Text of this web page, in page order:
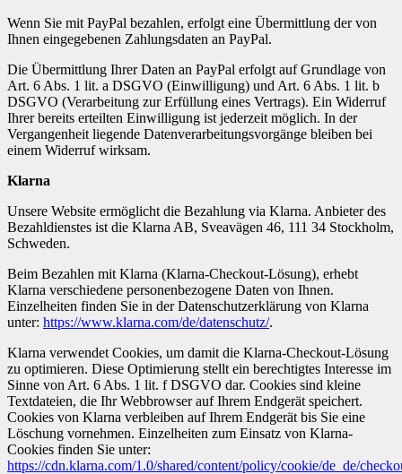
Wenn Sie mit PayPal bezahlen, erfolgt eine Übermittlung der von
Ihnen eingegebenen Zahlungsdaten an PayPal.
Die Übermittlung Ihrer Daten an PayPal erfolgt auf Grundlage von
Art. 6 Abs. 1 lit. a DSGVO (Einwilligung) und Art. 6 Abs. 1 lit. b
DSGVO (Verarbeitung zur Erfüllung eines Vertrags). Ein Widerruf
Ihrer bereits erteilten Einwilligung ist jederzeit möglich. In der
Vergangenheit liegende Datenverarbeitungsvorgänge bleiben bei
einem Widerruf wirksam.
Klarna
Unsere Website ermöglicht die Bezahlung via Klarna. Anbieter des
Bezahldienstes ist die Klarna AB, Sveavägen 46, 111 34 Stockholm,
Schweden.
Beim Bezahlen mit Klarna (Klarna-Checkout-Lösung), erhebt
Klarna verschiedene personenbezogene Daten von Ihnen.
Einzelheiten finden Sie in der Datenschutzerklärung von Klarna
unter: https://www.klarna.com/de/datenschutz/.
Klarna verwendet Cookies, um damit die Klarna-Checkout-Lösung
zu optimieren. Diese Optimierung stellt ein berechtigtes Interesse im
Sinne von Art. 6 Abs. 1 lit. f DSGVO dar. Cookies sind kleine
Textdateien, die Ihr Webbrowser auf Ihrem Endgerät speichert.
Cookies von Klarna verbleiben auf Ihrem Endgerät bis Sie eine
Löschung vornehmen. Einzelheiten zum Einsatz von Klarna-
Cookies finden Sie unter:
https://cdn.klarna.com/1.0/shared/content/policy/cookie/de_de/